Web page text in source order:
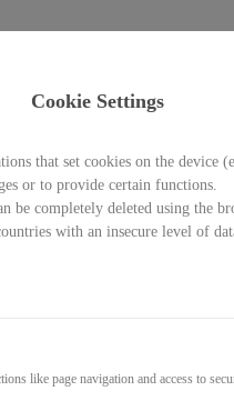
für
Cookie Settings
that set cookies on the
or to provide certain functions.
be completely deleted using the
with an insecure level of
like page navigation and access to